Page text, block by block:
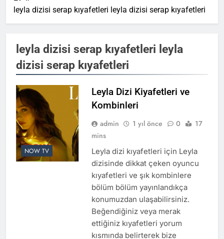
Piyasa Dizisi Kıyafetleri ve
Moda Trendleri
Rüzgara Bırak Film
Kıyafetleri: Trendler ve
Kombin Önerileri
1 Yıl Önce
Kıyafetleri ve Oyuncu Stilleri
1 Yıl Önce
Sponsorlar
1 Yıl Önce
ve Oyuncu Stilleri
1 Yıl Önce
leyla dizisi serap kıyafetleri leyla dizisi serap kıyafetleri
leyla dizisi serap kıyafetleri leyla
dizisi serap kıyafetleri
NOW TV
Leyla Dizi Kiyafetleri ve
Kombinleri
admin 1 yıl önce 0
17
mins
Leyla dizi kıyafetleri için Leyla
dizisinde dikkat çeken oyuncu
kıyafetleri ve şık kombinlere
bölüm bölüm yayınlandıkça
konumuzdan ulaşabilirsiniz.
Beğendiğiniz veya merak
ettiğiniz kıyafetleri yorum
kısmında belirterek bize